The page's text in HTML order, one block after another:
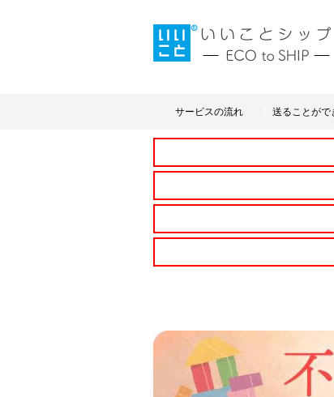
サービスの流れ 送ることがで